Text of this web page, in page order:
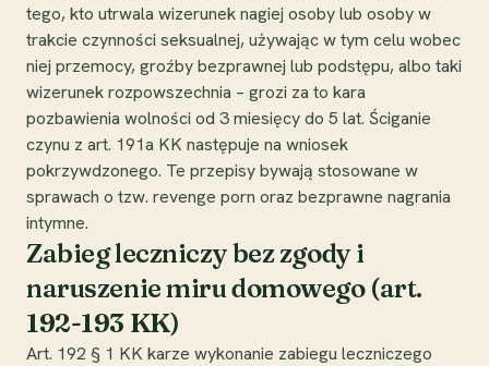
tego, kto utrwala wizerunek nagiej osoby lub osoby w
trakcie czynności seksualnej, używając w tym celu wobec
niej przemocy, groźby bezprawnej lub podstępu, albo taki
wizerunek rozpowszechnia – grozi za to kara
pozbawienia wolności od 3 miesięcy do 5 lat. Ściganie
czynu z art. 191a KK następuje na wniosek
pokrzywdzonego. Te przepisy bywają stosowane w
sprawach o tzw. revenge porn oraz bezprawne nagrania
intymne.
Zabieg leczniczy bez zgody i
naruszenie miru domowego (art.
192-193 KK)
Art. 192 § 1 KK karze wykonanie zabiegu leczniczego